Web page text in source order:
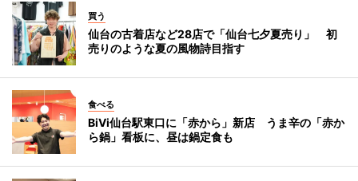
買う
仙台の古着店など28店で「仙台七夕夏売り」 初
売りのような夏の風物詩目指す
食べる
BiVi仙台駅東口に「赤から」新店 うま辛の「赤か
ら鍋」看板に、昼は鍋定食も